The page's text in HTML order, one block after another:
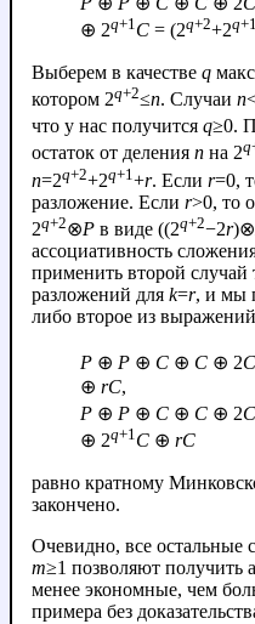
⊕ 2q+1C = (2q+2+2q+1
Выберем в качестве q
котором 2q+2≤n. Случаи n
что у нас получится q≥0.
остаток от деления n на 2q
n=2q+2+2q+1 +r. Если r=0,
разложение. Если r>0, то
2q+2⊗P в виде ((2q+2−2r)⊗
ассоциативность
применить второй
разложений для k=r, и мы
либо второе из выражений
P ⊕ P ⊕ C ⊕ C ⊕ 2C
⊕ rC,
P ⊕ P ⊕ C ⊕ C ⊕ 2C
⊕ 2q+1 C ⊕ rC
равно кратному
закончено.
Очевидно, все остальные
m≥1 позволяют получить
менее экономные, чем
примера без